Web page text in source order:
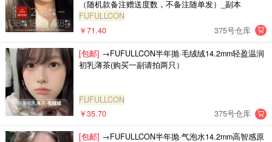
（随机款备注赠送度数，不备注随单发）_副本
FUFULLCON
￥71.40
375号仓库
[包邮] →FUFULLCON半年抛·毛绒绒14.2mm轻盈温润
初乳薄茶(购买一副请拍两只）
FUFULLCON
￥35.70
375号仓库
[包邮] →FUFULLCON半年抛·气泡水14.2mm高智感原